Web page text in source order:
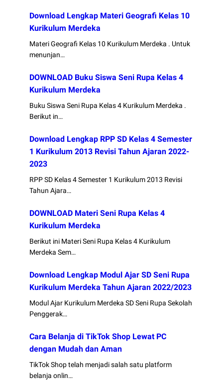
Download Lengkap Materi Geografi Kelas 10
Kurikulum Merdeka
Materi Geografi Kelas 10 Kurikulum Merdeka . Untuk
menunjan…
DOWNLOAD Buku Siswa Seni Rupa Kelas 4
Kurikulum Merdeka
Buku Siswa Seni Rupa Kelas 4 Kurikulum Merdeka .
Berikut in…
Download Lengkap RPP SD Kelas 4 Semester
1 Kurikulum 2013 Revisi Tahun Ajaran 2022-
2023
RPP SD Kelas 4 Semester 1 Kurikulum 2013 Revisi
Tahun Ajara…
DOWNLOAD Materi Seni Rupa Kelas 4
Kurikulum Merdeka
Berikut ini Materi Seni Rupa Kelas 4 Kurikulum
Merdeka Sem…
Download Lengkap Modul Ajar SD Seni Rupa
Kurikulum Merdeka Tahun Ajaran 2022/2023
Modul Ajar Kurikulum Merdeka SD Seni Rupa Sekolah
Penggerak…
Cara Belanja di TikTok Shop Lewat PC
dengan Mudah dan Aman
TikTok Shop telah menjadi salah satu platform
belanja onlin…